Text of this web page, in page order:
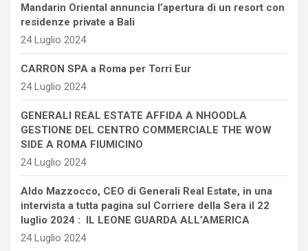
Mandarin Oriental annuncia l’apertura di un resort con
residenze private a Bali
24 Luglio 2024
CARRON SPA a Roma per Torri Eur
24 Luglio 2024
GENERALI REAL ESTATE AFFIDA A NHOODLA
GESTIONE DEL CENTRO COMMERCIALE THE WOW
SIDE A ROMA FIUMICINO
24 Luglio 2024
Aldo Mazzocco, CEO di Generali Real Estate, in una
intervista a tutta pagina sul Corriere della Sera il 22
luglio 2024 : IL LEONE GUARDA ALL’AMERICA
24 Luglio 2024